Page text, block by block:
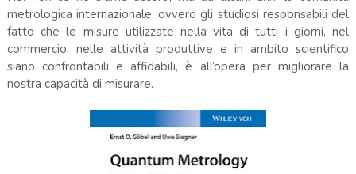
metrologica internazionale, ovvero gli studiosi responsabili del
fatto che le misure utilizzate nella vita di tutti i giorni, nel
commercio, nelle attività produttive e in ambito scientifico
siano confrontabili e affidabili, è all’opera per migliorare la
nostra capacità di misurare.